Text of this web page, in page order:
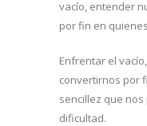
vacío, entender
por fin en
Enfrentar el
convertirnos por
sencillez que
dificultad.